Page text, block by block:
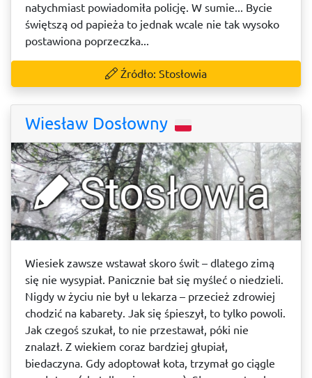
natychmiast powiadomiła policję. W sumie... Bycie
świętszą od papieża to jednak wcale nie tak wysoko
postawiona poprzeczka...
Źródło: Stosłowia
Wiesław Dosłowny
Wiesiek zawsze wstawał skoro świt – dlatego zimą
się nie wysypiał. Panicznie bał się myśleć o niedzieli.
Nigdy w życiu nie był u lekarza – przecież zdrowiej
chodzić na kabarety. Jak się śpieszył, to tylko powoli.
Jak czegoś szukał, to nie przestawał, póki nie
znalazł. Z wiekiem coraz bardziej głupiał,
biedaczyna. Gdy adoptował kota, trzymał go ciągle